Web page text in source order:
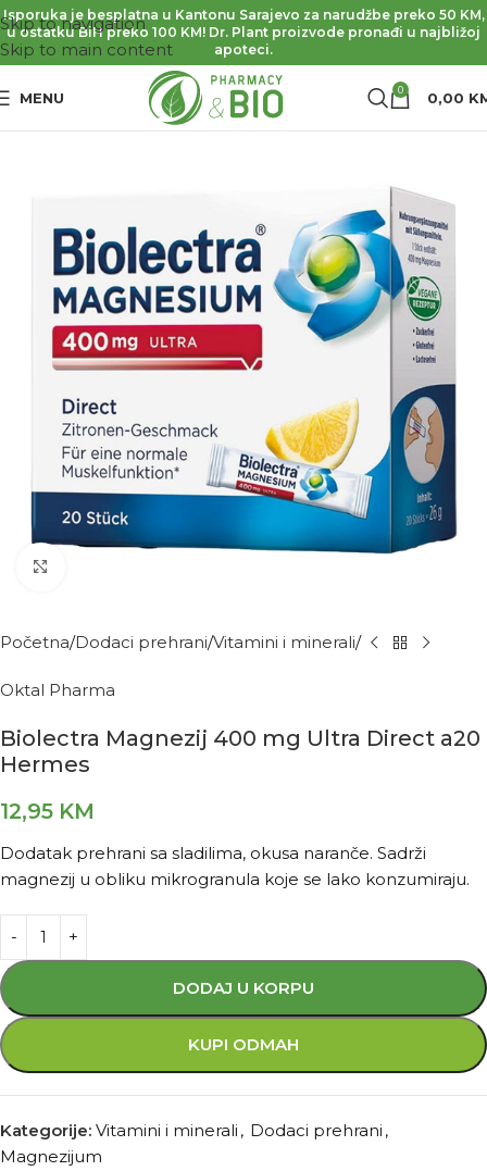
Skip to navigation
Skip to main content
Isporuka je besplatna u Kantonu Sarajevo za narudžbe preko 50 KM,
u ostatku BiH preko 100 KM! Dr. Plant proizvode pronađi u najbližoj
apoteci.
MENU 0 0,00
Početna Dodaci prehrani Vitamini i minerali
Oktal Pharma
Biolectra Magnezij 400 mg Ultra Direct a20
Hermes
12,95 KM
Dodatak prehrani sa sladilima, okusa naranče. Sadrži
magnezij u obliku mikrogranula koje se lako konzumiraju.
DODAJ U KORPU
KUPI ODMAH
Kategorije: Vitamini i minerali , Dodaci prehrani ,
Magnezijum